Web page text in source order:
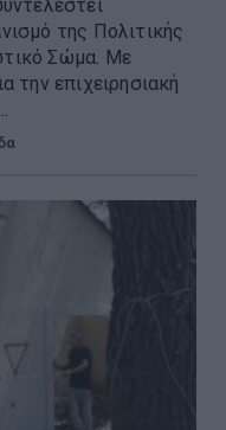
της Πολιτικής
Σώμα. Με
την επιχειρησιακή